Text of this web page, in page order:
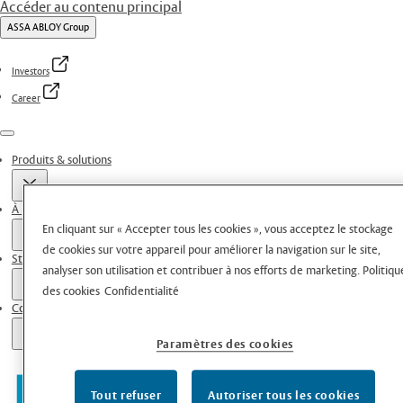
Accéder au contenu principal
ASSA ABLOY Group
Investors
Career
Menu
Produits & solutions
À propos de nous
Stories
Contacts
En cliquant sur « Accepter tous les cookies », vous acceptez le stockage
de cookies sur votre appareil pour améliorer la navigation sur le site,
analyser son utilisation et contribuer à nos efforts de marketing.
des cookies Confidentialité
Paramètres des cookies
Tout refuser Autoriser tous les cookies